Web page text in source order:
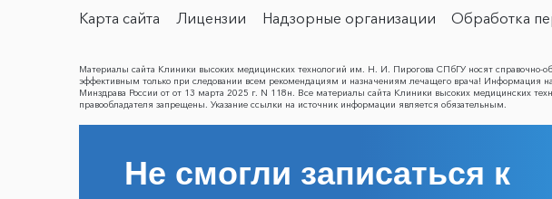
Карта сайта Лицензии Надзорные организации Обработка
Материалы сайта Клиники высоких медицинских технологий им. Н. И. Пирогова СПбГУ носят справочно-
эффективным только при следовании всем рекомендациям и назначениям лечащего врача! Информация
Минздрава России от от 13 марта 2025 г. N 118н. Все материалы сайта Клиники высоких медицинских
правообладателя запрещены. Указание ссылки на источник информации является обязательным.
Не смогли записаться к